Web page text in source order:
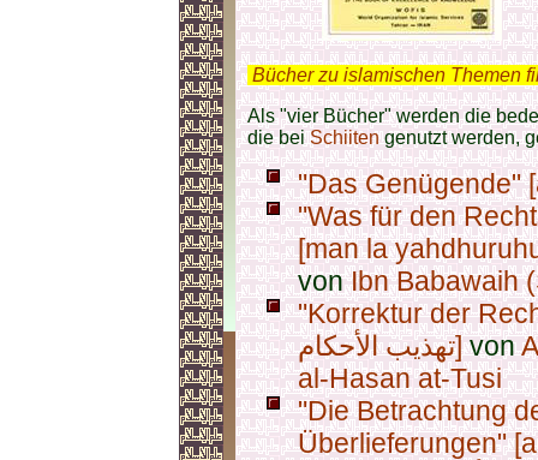
Bücher zu islamischen Themen
Als "vier Bücher" werden die
die beiSchiitengenutzt werden,
"Was für den
vonIbn Babawaih
"Korrektur der
تهذيب الأحكام]von
al-Hasan at-Tusi
"Die Betrachtung
Überlieferungen"